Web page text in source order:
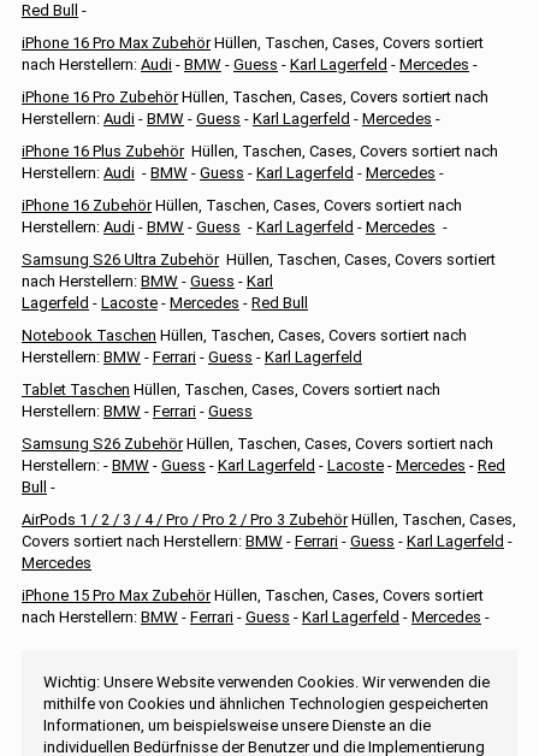
Red Bull
-
iPhone 16 Pro Max ZubehörHüllen, Taschen, Cases, Covers sortiert
nach Herstellern: Audi - BMW - Guess - Karl Lagerfeld - Mercedes -
iPhone 16 Pro ZubehörHüllen, Taschen, Cases, Covers sortiert nach
Herstellern: Audi - BMW - Guess - Karl Lagerfeld - Mercedes -
iPhone 16 Plus ZubehörHüllen, Taschen, Cases, Covers sortiert nach
Herstellern: Audi - BMW - Guess - Karl Lagerfeld - Mercedes -
iPhone 16 ZubehörHüllen, Taschen, Cases, Covers sortiert nach
Herstellern: Audi - BMW - Guess - Karl Lagerfeld - Mercedes -
Samsung S26 Ultra ZubehörHüllen, Taschen, Cases, Covers sortiert
nach Herstellern: BMW - Guess - Karl
Lagerfeld - Lacoste - Mercedes - Red Bull
Notebook Taschen Hüllen, Taschen, Cases, Covers sortiert nach
Herstellern: BMW - Ferrari - Guess - Karl Lagerfeld
Tablet Taschen Hüllen, Taschen, Cases, Covers sortiert nach
Herstellern: BMW - Ferrari - Guess
Samsung S26 ZubehörHüllen, Taschen, Cases, Covers sortiert nach
Herstellern: - BMW - Guess - Karl Lagerfeld - Lacoste - Mercedes - Red
Bull
-
AirPods 1 / 2 / 3 / 4 / Pro / Pro 2 / Pro 3 ZubehörHüllen, Taschen, Cases,
Covers sortiert nach Herstellern: BMW - Ferrari - Guess - Karl Lagerfeld -
Mercedes
iPhone 15 Pro Max ZubehörHüllen, Taschen, Cases, Covers sortiert
nach Herstellern: BMW - Ferrari - Guess - Karl Lagerfeld - Mercedes -
Wichtig: Unsere Website verwenden Cookies. Wir verwenden die
mithilfe von Cookies und ähnlichen Technologien gespeicherten
Informationen, um beispielsweise unsere Dienste an die
individuellen Bedürfnisse der Benutzer und die Implementierung